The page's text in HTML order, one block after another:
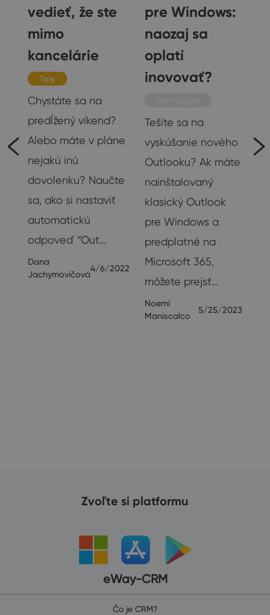
vedieť, že ste
mimo
kancelárie
Tipy
Chystáte sa na
predĺžený víkend?
Alebo máte v pláne
nejakú inú
dovolenku? Naučte
sa, ako si nastaviť
automatickú
odpoveď “Out…
Dana
Jachymovičová
4/6/2022
pre Windows:
naozaj sa
oplatí
inovovať?
Tešíte sa na
vyskúšanie nového
Outlooku? Ak máte
nainštalovaný
klasický Outlook
pre Windows a
predplatné na
Microsoft 365,
môžete prejsť…
Noemi
Maniscalco
5/25/2023
Zvoľte si platformu
eWay-CRM
Čo je CRM?